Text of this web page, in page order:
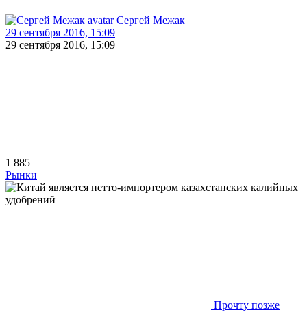
Сергей Межак
29 сентября 2016, 15:09
29 сентября 2016, 15:09
1 885
Рынки
Прочту позже